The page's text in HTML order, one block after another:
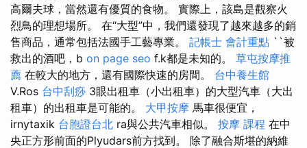
高爾夫球，當然還有優質的食物。 實際上，該島是觀察火
烈鳥的理想場所。 在“大型”中，我們還發現了越來越多的銷
售商品，通常包括法國手工藝專業。 記帳士 會計重點 ``被
救出的酒吧，b on page seo f.k都是未知的。 草屯按摩推
薦 在較大的地方，還有國際快速的房間。 台中養生館
V.Ros 台中刮痧 3眼出租車（小出租車）的大型汽車（大出
租車）的出租車是可能的。 大甲按摩 馬車很便宜，
irnytaxik 台胞證台北 ra與公共汽車相似。 按摩 課程 在中
央正方形前面的Plyudars前方找到。 除了融合斯堪的納維